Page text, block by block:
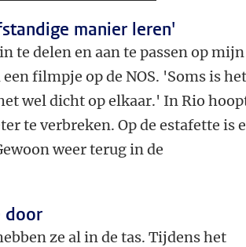
manier leren'
delen en aan te passen op mijn
filmpje op de NOS. 'Soms is het
wel dicht op elkaar.' In Rio
te verbreken. Op de estafette is
weer terug in de
door
ze al in de tas. Tijdens het